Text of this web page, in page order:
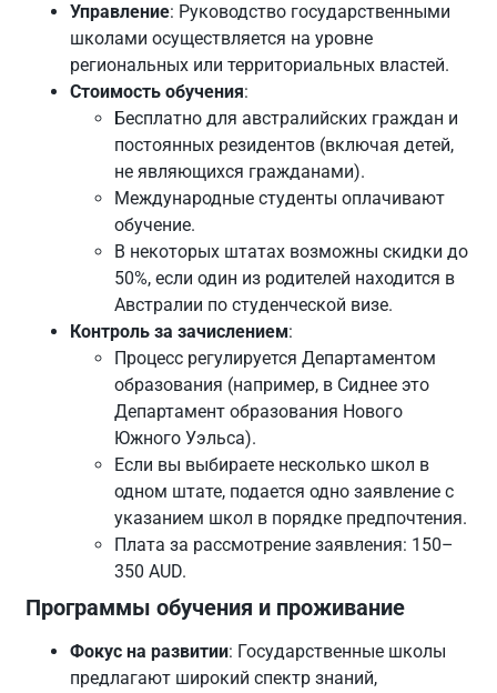
Управление: Руководство государственными
школами осуществляется на уровне
региональных или территориальных властей.
Стоимость обучения:
Бесплатно для австралийских граждан и
постоянных резидентов (включая детей,
не являющихся гражданами).
Международные студенты оплачивают
обучение.
В некоторых штатах возможны скидки до
50%, если один из родителей находится в
Австралии по студенческой визе.
Контроль за зачислением:
Процесс регулируется Департаментом
образования (например, в Сиднее это
Департамент образования Нового
Южного Уэльса).
Если вы выбираете несколько школ в
одном штате, подается одно заявление с
указанием школ в порядке предпочтения.
Плата за рассмотрение заявления: 150–
350 AUD.
Программы обучения и проживание
Фокус на развитии: Государственные школы
предлагают широкий спектр знаний,